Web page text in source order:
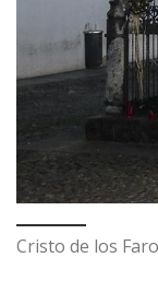
Cristo de los